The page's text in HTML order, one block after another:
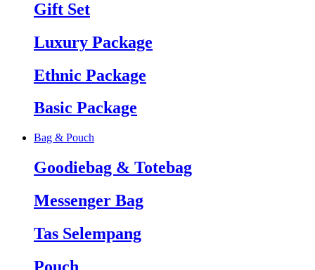
Gift Set
Luxury Package
Ethnic Package
Basic Package
Bag & Pouch
Goodiebag & Totebag
Messenger Bag
Tas Selempang